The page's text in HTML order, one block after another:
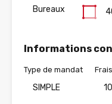
Bureaux
Informations
Type de mandat
SIMPLE